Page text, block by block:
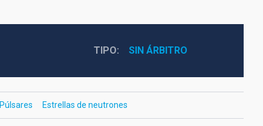
TIPO SIN ÁRBITRO
Púlsares Estrellas de neutrones